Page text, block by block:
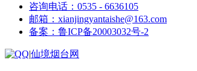
咨询电话：0535 - 6636105
邮箱：xianjingyantaishe@163.com
备案：鲁ICP备20003032号-2
|仙境烟台网